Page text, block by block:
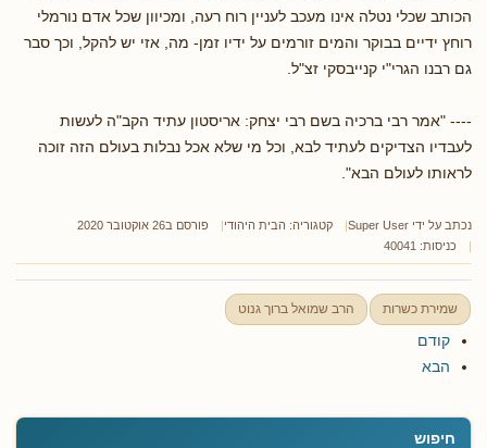
חיפוש
הכותב שכלי נטלה אינו מעכב לעניין רוח רעה, ומכיוון שכל אדם נורמלי
רוחץ ידיים בבוקר והמים זורמים על ידיו זמן- מה, אזי יש להקל, וכך סבר
גם רבנו הגרי"י קנייבסקי זצ"ל.
---- "אמר רבי ברכיה בשם רבי יצחק: אריסטון עתיד הקב"ה לעשות
לעבדיו הצדיקים לעתיד לבא, וכל מי שלא אכל נבלות בעולם הזה זוכה
לראותו לעולם הבא".
נכתב על ידי Super User קטגוריה: הבית היהודי
פורסם ב26 אוקטובר 2020
כניסות: 40041
שמירת כשרות הרב שמואל ברוך גנוט
קודם
הבא